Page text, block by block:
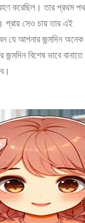
করেছিল। তার প্রথম
প্রায় সেও চায় তার এই
যে আপনার জন্মদিন অনেক
বিশেষ ভাবে বানাতে